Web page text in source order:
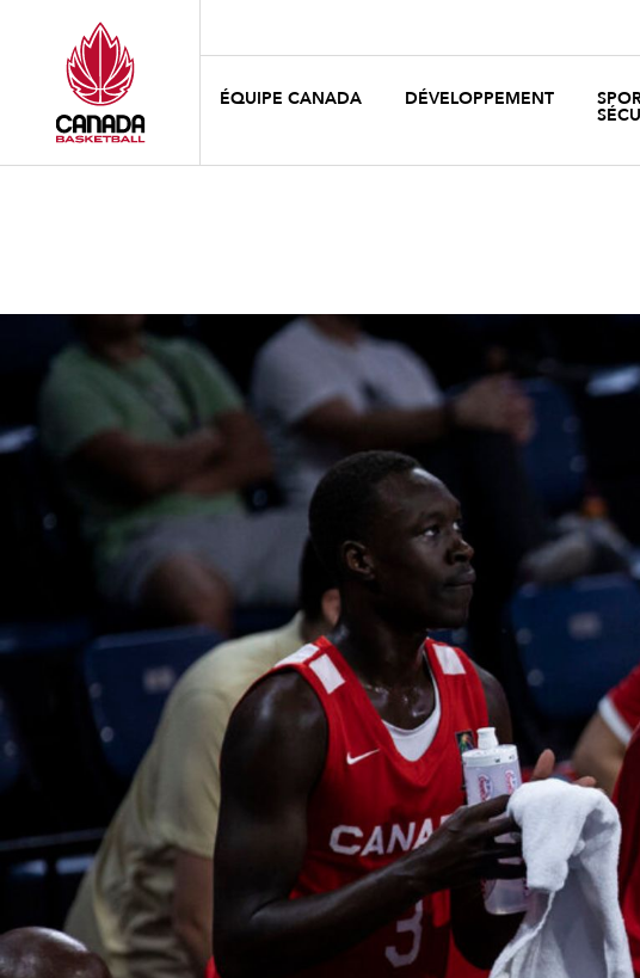
ÉQUIPE CANADA DÉVELOPPEMENT